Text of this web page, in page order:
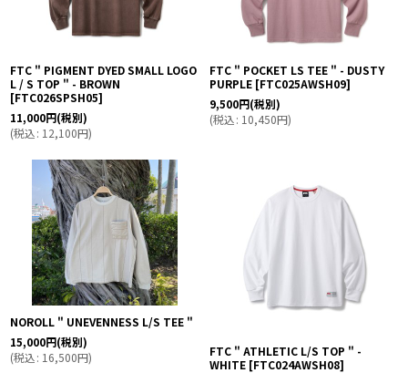
FTC " PIGMENT DYED SMALL LOGO
L / S TOP " - BROWN
[FTC026SPSH05]
11,000円(税別)
(税込: 12,100円)
FTC " POCKET LS TEE " - DUSTY
PURPLE [FTC025AWSH09]
9,500円(税別)
(税込: 10,450円)
NOROLL " UNEVENNESS L/S TEE "
15,000円(税別)
(税込: 16,500円)
FTC " ATHLETIC L/S TOP " -
WHITE [FTC024AWSH08]